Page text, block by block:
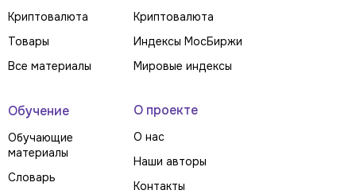
Криптовалюта
Товары
Все материалы
Криптовалюта
Индексы МосБиржи
Мировые индексы
Обучение
Обучающие
материалы
Словарь
О проекте
О нас
Наши авторы
Контакты